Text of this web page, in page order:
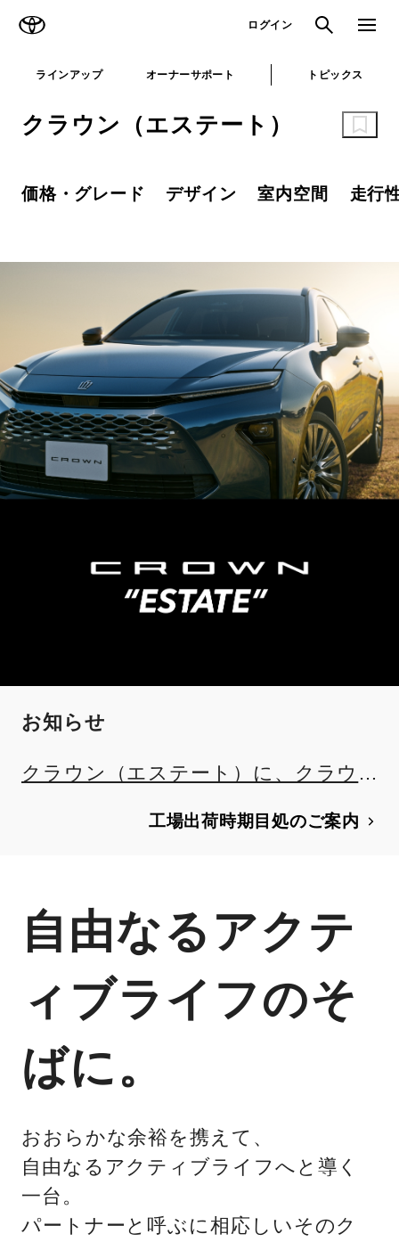
ログイン 検索 メニュ
ラインアップ オーナーサポート トピックス
クラウン（エステート）
価格・グレード デザイン 室内空間 走行
お知らせ
クラウン（エステート）に、クラウ
工場出荷時期目処のご案内
自由なるアクテ
ィブライフのそ
ばに。
おおらかな余裕を携えて、
自由なるアクティブライフへと導く
一台。
パートナーと呼ぶに相応しいそのク